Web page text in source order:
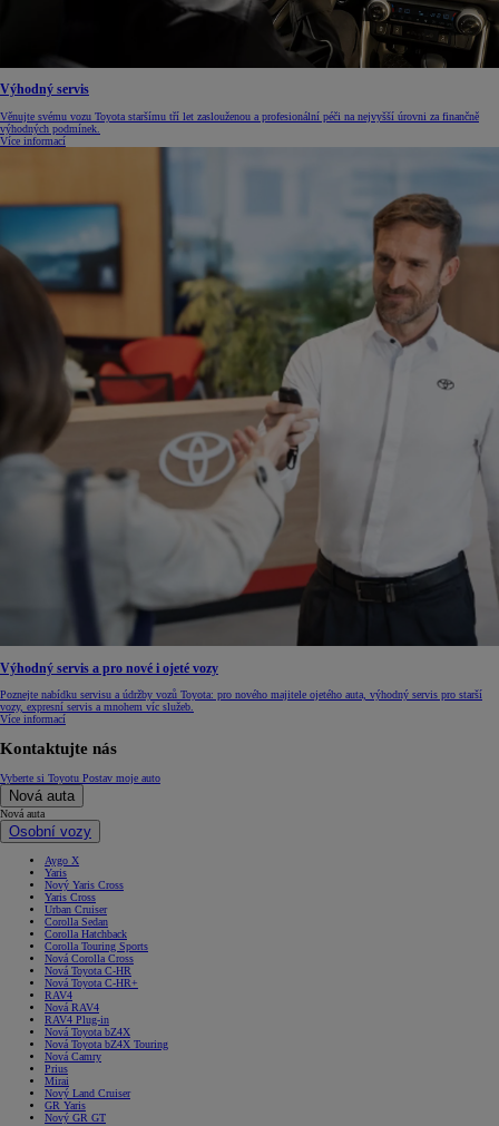
Výhodný servis
Věnujte svému vozu Toyota staršímu tří let zaslouženou a profesionální péči na nejvyšší úrovni za finančně
výhodných podmínek.
Více informací
Výhodný servis a pro nové i ojeté vozy
Poznejte nabídku servisu a údržby vozů Toyota: pro nového majitele ojetého auta, výhodný servis pro starší
vozy, expresní servis a mnohem víc služeb.
Více informací
Kontaktujte nás
Vyberte si Toyotu Postav moje auto
Nová auta
Nová auta
Osobní vozy
Aygo X
Yaris
Nový Yaris Cross
Yaris Cross
Urban Cruiser
Corolla Sedan
Corolla Hatchback
Corolla Touring Sports
Nová Corolla Cross
Nová Toyota C-HR
Nová Toyota C-HR+
RAV4
Nová RAV4
RAV4 Plug-in
Nová Toyota bZ4X
Nová Toyota bZ4X Touring
Nová Camry
Prius
Mirai
Nový Land Cruiser
GR Yaris
Nový GR GT